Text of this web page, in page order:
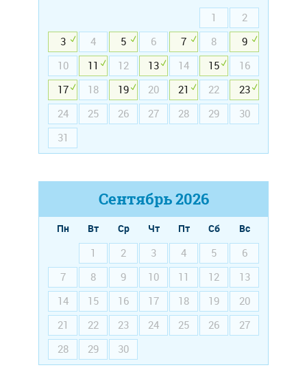
1
2
3
4 5 6 7 8
9
10
11 12 13 14 15
16
17
18 19 20 21 22
23
24
25 26 27 28 29
30
31
Сентябрь2026
Пн Вт Ср Чт Пт Сб
Вс
1
2 3 4 5
6
7
8 9 10 11 12
13
14
15 16 17 18 19
20
21
22 23 24 25 26
27
28
29 30